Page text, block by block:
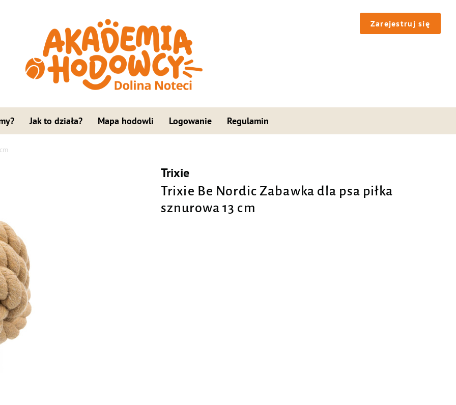
Zarejestruj się
Jak to działa? Mapa hodowli Logowanie Regulamin
Trixie
Trixie Be Nordic Zabawka dla psa piłka
sznurowa 13 cm